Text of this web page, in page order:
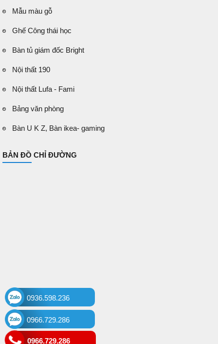
Mẫu màu gỗ
Ghế Công thái học
Bàn tủ giám đốc Bright
Nội thất 190
Nội thất Lufa - Fami
Bảng văn phòng
Bàn U K Z, Bàn ikea- gaming
BẢN ĐỒ CHỈ ĐƯỜNG
0936.598.236
0966.729.286
0966.729.286